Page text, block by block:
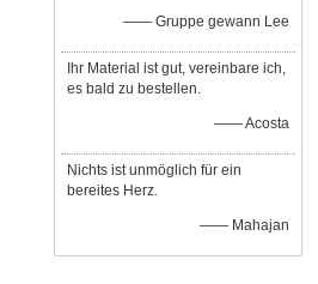
—— Gruppe gewann Lee
Ihr Material ist gut, vereinbare ich,
es bald zu bestellen.
—— Acosta
Nichts ist unmöglich für ein
bereites Herz.
—— Mahajan